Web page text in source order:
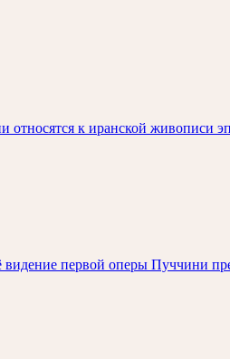
к иранской живописи
первой оперы Пуччини